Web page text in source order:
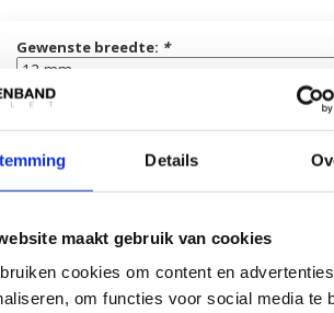
Details
maakt gebruik van cookies
cookies om content en
om functies voor social media te
Gewenste breedte: *
Gewenste lengte:
In